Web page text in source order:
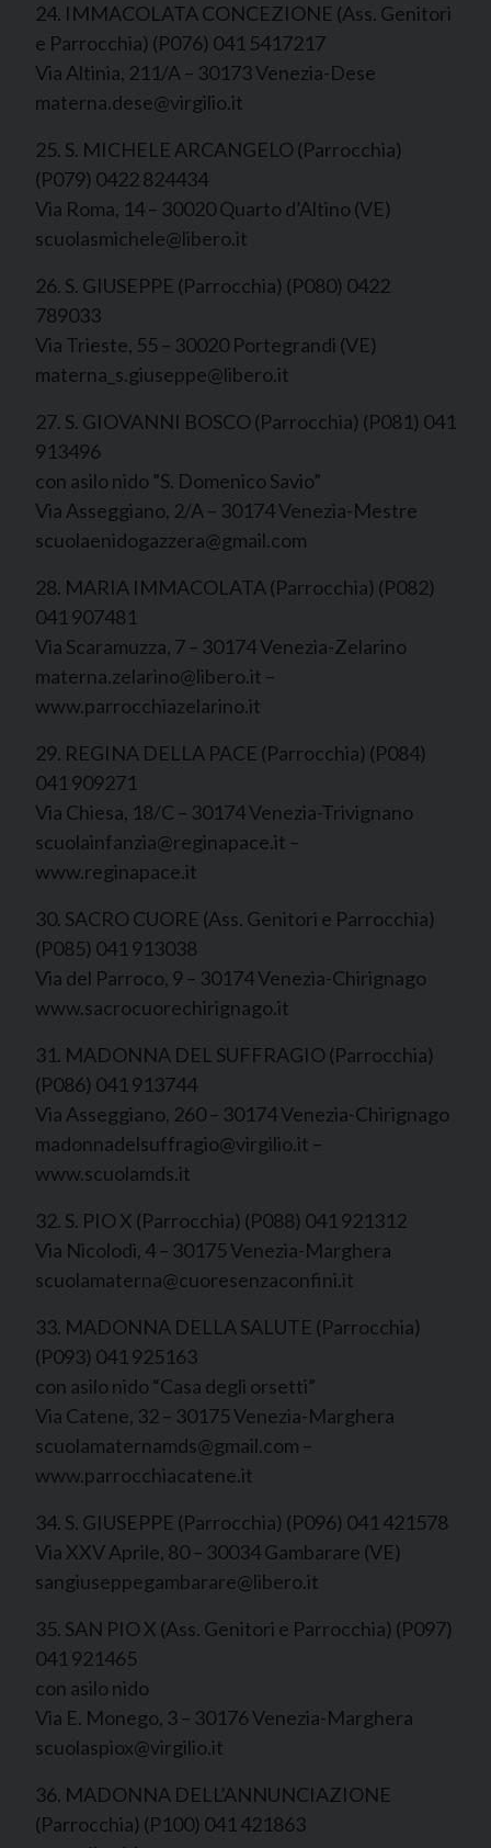
24. IMMACOLATA CONCEZIONE (Ass. Genitori
e Parrocchia) (P076) 041 5417217
Via Altinia, 211/A – 30173 Venezia-Dese
materna.dese@virgilio.it
25. S. MICHELE ARCANGELO (Parrocchia)
(P079) 0422 824434
Via Roma, 14 – 30020 Quarto d’Altino (VE)
scuolasmichele@libero.it
26. S. GIUSEPPE (Parrocchia) (P080) 0422
789033
Via Trieste, 55 – 30020 Portegrandi (VE)
materna_s.giuseppe@libero.it
27. S. GIOVANNI BOSCO (Parrocchia) (P081) 041
913496
con asilo nido ”S. Domenico Savio”
Via Asseggiano, 2/A – 30174 Venezia-Mestre
scuolaenidogazzera@gmail.com
28. MARIA IMMACOLATA (Parrocchia) (P082)
041 907481
Via Scaramuzza, 7 – 30174 Venezia-Zelarino
materna.zelarino@libero.it –
www.parrocchiazelarino.it
29. REGINA DELLA PACE (Parrocchia) (P084)
041 909271
Via Chiesa, 18/C – 30174 Venezia-Trivignano
scuolainfanzia@reginapace.it –
www.reginapace.it
30. SACRO CUORE (Ass. Genitori e Parrocchia)
(P085) 041 913038
Via del Parroco, 9 – 30174 Venezia-Chirignago
www.sacrocuorechirignago.it
31. MADONNA DEL SUFFRAGIO (Parrocchia)
(P086) 041 913744
Via Asseggiano, 260 – 30174 Venezia-Chirignago
madonnadelsuffragio@virgilio.it –
www.scuolamds.it
32. S. PIO X (Parrocchia) (P088) 041 921312
Via Nicolodi, 4 – 30175 Venezia-Marghera
scuolamaterna@cuoresenzaconfini.it
33. MADONNA DELLA SALUTE (Parrocchia)
(P093) 041 925163
con asilo nido “Casa degli orsetti”
Via Catene, 32 – 30175 Venezia-Marghera
scuolamaternamds@gmail.com –
www.parrocchiacatene.it
34. S. GIUSEPPE (Parrocchia) (P096) 041 421578
Via XXV Aprile, 80 – 30034 Gambarare (VE)
sangiuseppegambarare@libero.it
35. SAN PIO X (Ass. Genitori e Parrocchia) (P097)
041 921465
con asilo nido
Via E. Monego, 3 – 30176 Venezia-Marghera
scuolaspiox@virgilio.it
36. MADONNA DELL’ANNUNCIAZIONE
(Parrocchia) (P100) 041 421863